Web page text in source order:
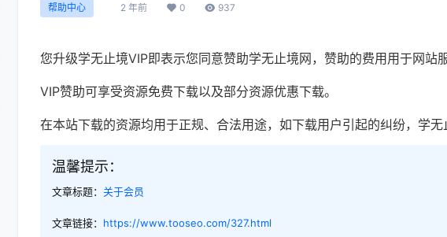
帮助中心 2 年前 0 937
您升级学无止境VIP即表示您同意赞助学无止境网，赞助的费用用于网站
VIP赞助可享受资源免费下载以及部分资源优惠下载。
在本站下载的资源均用于正规、合法用途，如下载用户引起的纠纷，学无
温馨提示：
文章标题： 关于会员
文章链接： https://www.tooseo.com/327.html